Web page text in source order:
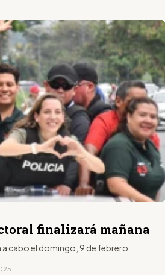
finalizará mañana
a cabo el domingo, 9 de febrero